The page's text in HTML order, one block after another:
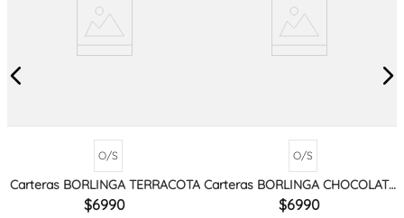
O/S
Carteras BORLINGA TERRACOTA
6990
O/S
Carteras BORLINGA CHOCOLATE
MIX
6990